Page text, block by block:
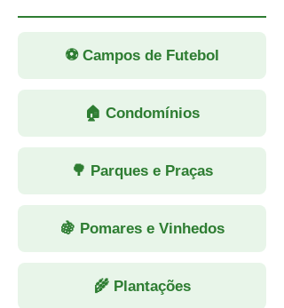
⚽ Campos de Futebol
🏠 Condomínios
🌳 Parques e Praças
🍇 Pomares e Vinhedos
🌾 Plantações